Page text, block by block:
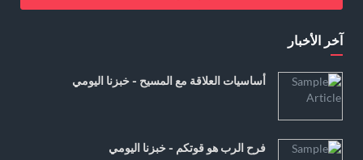
آخر الأخبار
أساسيات العلاقة مع المسيح - خبزنا اليومي
فرح الرب هو قوتكم - خبزنا اليومي